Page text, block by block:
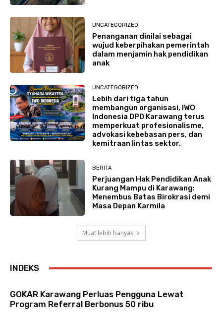
UNCATEGORIZED
Penanganan dinilai sebagai
wujud keberpihakan pemerintah
dalam menjamin hak pendidikan
anak
UNCATEGORIZED
Lebih dari tiga tahun
membangun organisasi, IWO
Indonesia DPD Karawang terus
memperkuat profesionalisme,
advokasi kebebasan pers, dan
kemitraan lintas sektor.
BERITA
Perjuangan Hak Pendidikan Anak
Kurang Mampu di Karawang:
Menembus Batas Birokrasi demi
Masa Depan Karmila
Muat lebih banyak
INDEKS
GOKAR Karawang Perluas Pengguna Lewat
Program Referral Berbonus 50 ribu